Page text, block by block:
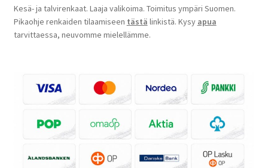
Kesä- ja talvirenkaat. Laaja valikoima. Toimitus ympäri Suomen.
Pikaohje renkaiden tilaamiseen tästä linkistä. Kysy apua
tarvittaessa, neuvomme mielellämme.